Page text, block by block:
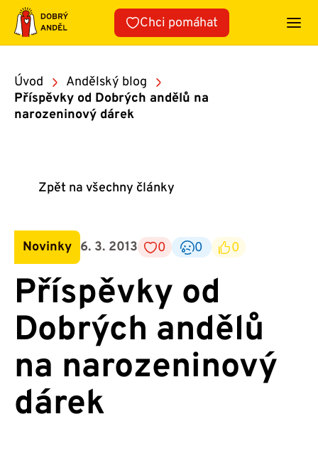
Přeskočit
obsah
Chci pomáhat
Úvod
Andělský blog
Příspěvky od Dobrých andělů na
narozeninový dárek
Zpět na všechny články
Novinky 6. 3. 2013 0 0 0
Příspěvky od
Dobrých andělů
na narozeninový
dárek